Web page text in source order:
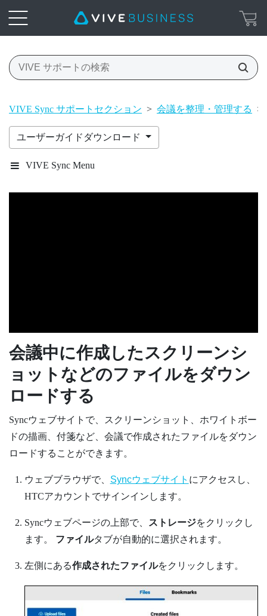
VIVE Sync サポートセクション > 会議を整理・管理する >
ユーザーガイドダウンロード
VIVE Sync Menu
会議中に作成したスクリーンシ
ョットなどのファイルをダウン
ロードする
Syncウェブサイトで、スクリーンショット、ホワイトボー
ドの描画、付箋など、会議で作成されたファイルをダウン
ロードすることができます。
ウェブブラウザで、 Syncウェブサイト にアクセスし、
HTCアカウントでサインインします。
Syncウェブページの上部で、 ストレージをクリックし
ます。 ファイルタブが自動的に選択されます。
左側にある作成されたファイルをクリックします。